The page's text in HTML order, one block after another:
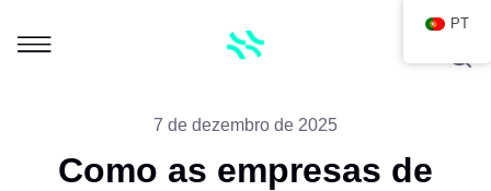
7 de dezembro de 2025
Como as empresas de
PT